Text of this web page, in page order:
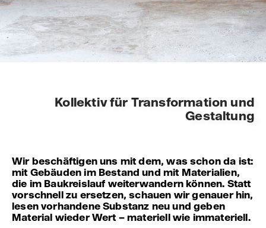
Kollektiv für Transformation und
Gestaltung
Wir beschäftigen uns mit dem, was schon da ist:
mit Gebäuden im Bestand und mit Materialien,
die im Baukreislauf weiterwandern können. Statt
vorschnell zu ersetzen, schauen wir genauer hin,
lesen vorhandene Substanz neu und geben
Material wieder Wert – materiell wie immateriell.